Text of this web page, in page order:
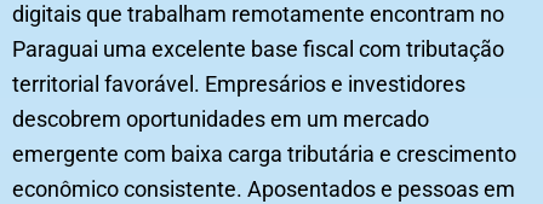
digitais que trabalham remotamente encontram no
Paraguai uma excelente base fiscal com tributação
territorial favorável. Empresários e investidores
descobrem oportunidades em um mercado
emergente com baixa carga tributária e crescimento
econômico consistente. Aposentados e pessoas em